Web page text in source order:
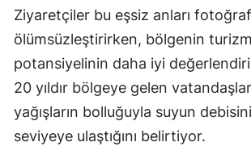
Ziyaretçiler bu eşsiz anları
ölümsüzleştirirken, bölgenin turizm
potansiyelinin daha iyi
20 yıldır bölgeye gelen
yağışların bolluğuyla suyun
seviyeye ulaştığını belirtiyor.